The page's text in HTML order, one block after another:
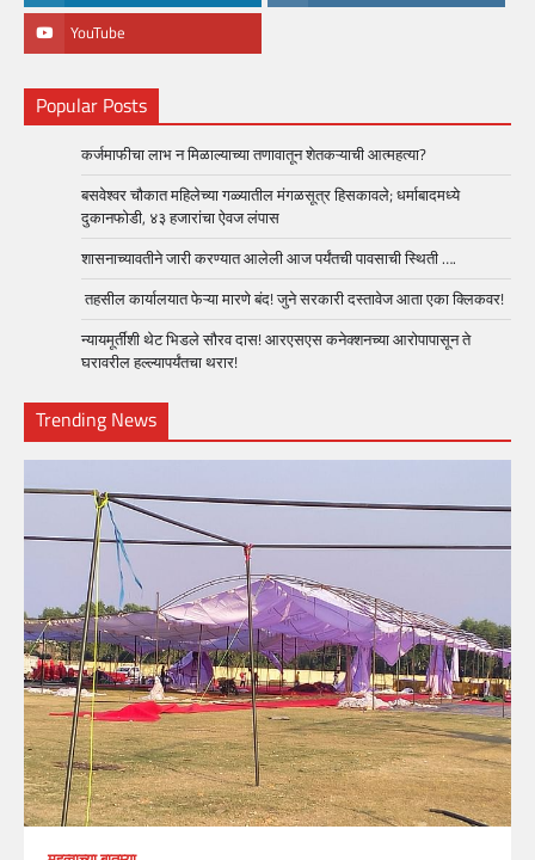
YouTube
Popular Posts
कर्जमाफीचा लाभ न मिळाल्याच्या तणावातून शेतकऱ्याची आत्महत्या?
बसवेश्वर चौकात महिलेच्या गळ्यातील मंगळसूत्र हिसकावले; धर्माबादमध्ये
दुकानफोडी, ४३ हजारांचा ऐवज लंपास
शासनाच्यावतीने जारी करण्यात आलेली आज पर्यंतची पावसाची स्थिती ….
तहसील कार्यालयात फेऱ्या मारणे बंद! जुने सरकारी दस्तावेज आता एका क्लिकवर!
न्यायमूर्तींशी थेट भिडले सौरव दास! आरएसएस कनेक्शनच्या आरोपापासून ते
घरावरील हल्ल्यापर्यंतचा थरार!
Trending News